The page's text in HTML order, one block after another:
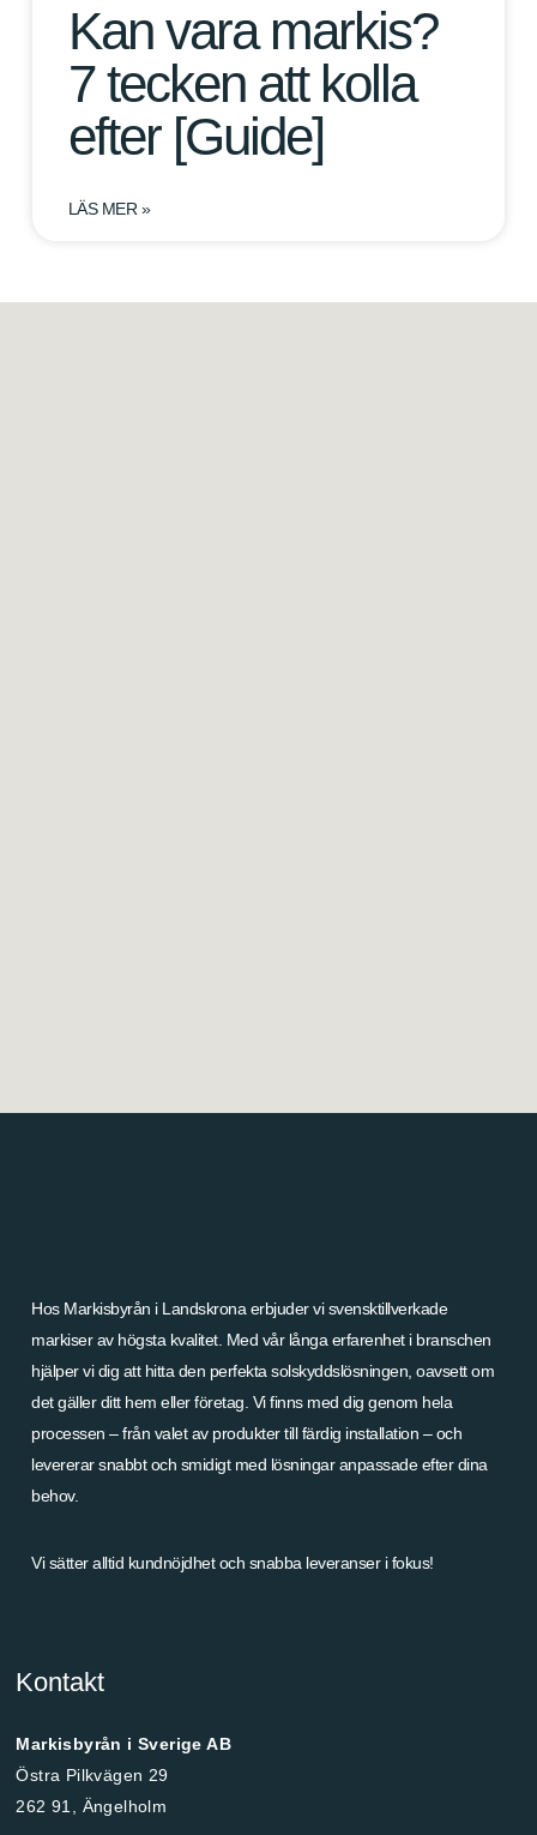
Kan vara markis?
7 tecken att kolla
efter [Guide]
LÄS MER »
Hos Markisbyrån i Landskrona erbjuder vi svensktillverkade
markiser av högsta kvalitet. Med vår långa erfarenhet i branschen
hjälper vi dig att hitta den perfekta solskyddslösningen, oavsett om
det gäller ditt hem eller företag. Vi finns med dig genom hela
processen – från valet av produkter till färdig installation – och
levererar snabbt och smidigt med lösningar anpassade efter dina
behov.
Vi sätter alltid kundnöjdhet och snabba leveranser i fokus!
Kontakt
Markisbyrån i Sverige AB
Östra Pilkvägen 29
262 91, Ängelholm